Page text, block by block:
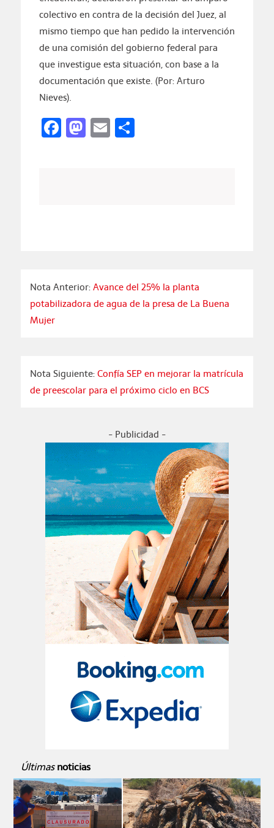
colectivo en contra de la decisión del Juez, al
mismo tiempo que han pedido la intervención
de una comisión del gobierno federal para
que investigue esta situación, con base a la
documentación que existe. (Por: Arturo
Nieves).
Facebook
Mastodon
EmailCompartir
Nota Anterior:Avance del 25% la planta
potabilizadora de agua de la presa de La Buena
Mujer
Nota Siguiente:Confía SEP en mejorar la matrícula
de preescolar para el próximo ciclo en BCS
- Publicidad -
Últimas noticias